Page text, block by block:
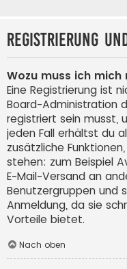
Registrierung
Wozu muss ich mich
Eine Registrierung ist
Board-Administration
registriert sein musst,
jeden Fall erhältst du
zusätzliche
stehen: zum Beispiel
E-Mail-Versand an
Benutzergruppen und
Anmeldung, da sie
Vorteile bietet.
Nach oben